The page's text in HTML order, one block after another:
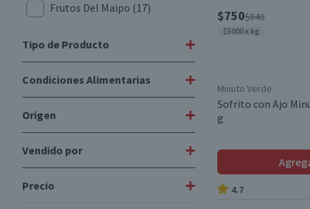
Frutos Del Maipo (17)
Tipo de Producto +
Mix Sofritos (1)
Mix Verduras Congeladas(5)
Base Arverjado(3)
Porotos Verdes Congelados
Condiciones Alimentarias +
Vegano
Libre de Gluten
Libre de Peces(45)
Origen +
Importado
Vendido por +
plazaVea
Precio +
$750$840
$5000 x kg
Minuto Verde
Sofrito con Ajo
g
4.7